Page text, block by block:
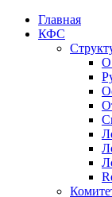
Главная
КФС
О